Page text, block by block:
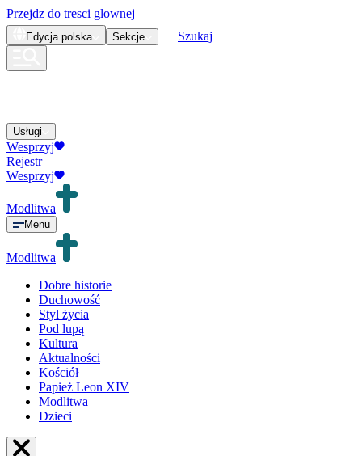
Przejdz do tresci glownej
Edycja polska Sekcje Szukaj
Usługi
Wesprzyj
Rejestr
Wesprzyj
Modlitwa
Menu
Modlitwa
Dobre historie
Duchowość
Styl życia
Pod lupą
Kultura
Aktualności
Kościół
Papież Leon XIV
Modlitwa
Dzieci